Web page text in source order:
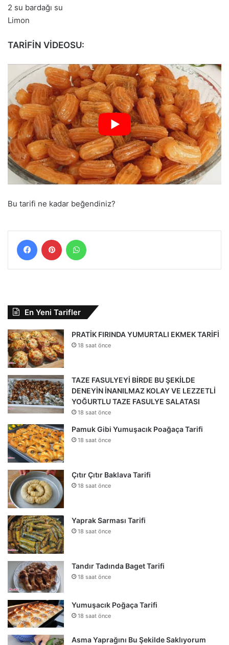
2 su bardağı su
Limon
TARİFİN VİDEOSU:
Bu tarifi ne kadar beğendiniz?
FacebookPinterest
En Yeni Tarifler
PRATİK FIRINDA YUMURTALI EKMEK TARİFİ
18 saat önce
TAZE FASULYEYİ BİRDE BU ŞEKİLDE
DENEYİN İNANILMAZ KOLAY VE LEZZETLİ
YOĞURTLU TAZE FASULYE SALATASI
18 saat önce
Pamuk Gibi Yumuşacık Poağaça Tarifi
18 saat önce
Çıtır Çıtır Baklava Tarifi
18 saat önce
Yaprak Sarması Tarifi
18 saat önce
Tandır Tadında Baget Tarifi
18 saat önce
Yumuşacık Poğaça Tarifi
18 saat önce
Asma Yaprağını Bu Şekilde Saklıyorum